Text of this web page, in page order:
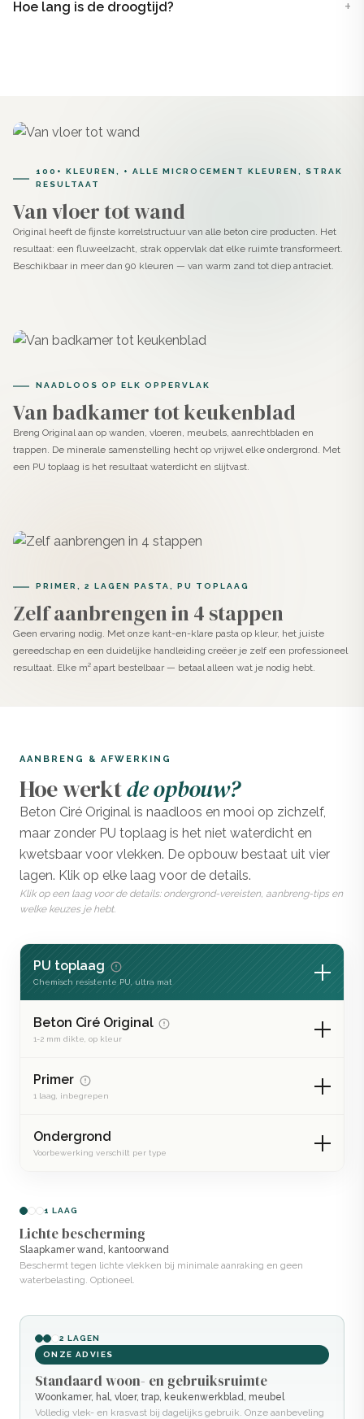
Hoe lang is de droogtijd?
100+ KLEUREN, + ALLE MICROCEMENT KLEUREN, STRAK
RESULTAAT
Van vloer tot wand
Original heeft de fijnste korrelstructuur van alle beton cire producten. Het
resultaat: een fluweelzacht, strak oppervlak dat elke ruimte transformeert.
Beschikbaar in meer dan 90 kleuren — van warm zand tot diep antraciet.
NAADLOOS OP ELK OPPERVLAK
Van badkamer tot keukenblad
Breng Original aan op wanden, vloeren, meubels, aanrechtbladen en
trappen. De minerale samenstelling hecht op vrijwel elke ondergrond. Met
een PU toplaag is het resultaat waterdicht en slijtvast.
PRIMER, 2 LAGEN PASTA, PU TOPLAAG
Zelf aanbrengen in 4 stappen
Geen ervaring nodig. Met onze kant-en-klare pasta op kleur, het juiste
gereedschap en een duidelijke handleiding creëer je zelf een professioneel
resultaat. Elke m² apart bestelbaar — betaal alleen wat je nodig hebt.
AANBRENG & AFWERKING
Hoe werktde opbouw?
Beton Ciré Original is naadloos en mooi op zichzelf,
maar zonder PU toplaag is het niet waterdicht en
kwetsbaar voor vlekken. De opbouw bestaat uit vier
lagen. Klik op elke laag voor de details.
Klik op een laag voor de details: ondergrond-vereisten, aanbreng-tips en
welke keuzes je hebt.
PU toplaag
Chemisch resistente PU, ultra mat
Beton Ciré Original
1-2 mm dikte, op kleur
Primer
1 laag, inbegrepen
Ondergrond
Voorbewerking verschilt per type
1 LAAG
Lichte bescherming
Slaapkamer wand, kantoorwand
Beschermt tegen lichte vlekken bij minimale aanraking en geen
waterbelasting. Optioneel.
2 LAGEN
ONZE ADVIES
Standaard woon- en gebruiksruimte
Woonkamer, hal, vloer, trap, keukenwerkblad, meubel
Volledig vlek- en krasvast bij dagelijks gebruik. Onze aanbeveling